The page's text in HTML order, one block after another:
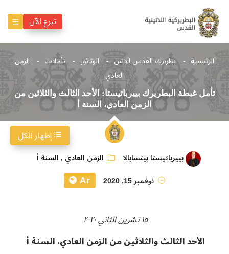
تبرع الآن
الرئيسية بطريرك القدس للاتين الوثائق تأملات
الزمن
العادي
تأمل غبطة البطريرك بييرباتيستا: الأحد الثالث والثلاثين من
الزمن العادي، السنة أ
بييرباتيستا بيتسابالا الزمن العادي , السنة أ
نوفمبر 15, 2020
Ar
١٥ تشرين الثاني ٢٠٢٠
الأحد الثالث والثلاثين من الزمن العادي، السنة أ
إظهار الكل